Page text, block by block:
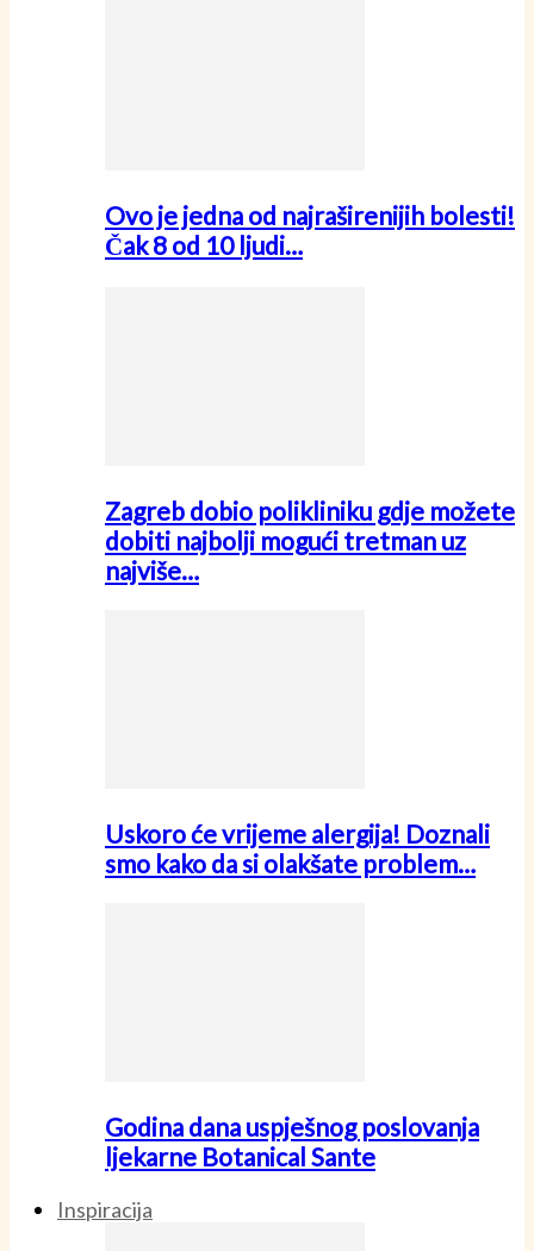
Ovo je jedna od najraširenijih bolesti!
Čak 8 od 10 ljudi…
Zagreb dobio polikliniku gdje možete
dobiti najbolji mogući tretman uz
najviše…
Uskoro će vrijeme alergija! Doznali
smo kako da si olakšate problem…
Godina dana uspješnog poslovanja
ljekarne Botanical Sante
Inspiracija